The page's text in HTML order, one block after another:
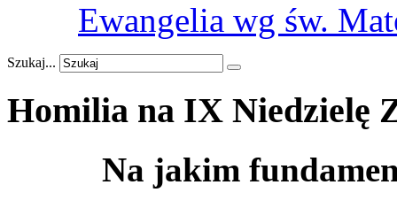
Ewangelia wg św.
Szukaj...
Homilia na IX Niedzielę
Na jakim